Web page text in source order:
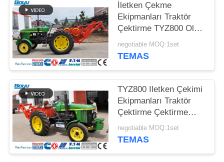
İletken Çekme
Ekipmanları Traktör
Çektirme TYZ800 Oluk
Numarası 8
negotiable MOQ:1set
TEMAS
TYZ800 Iletken Çekimi
Ekipmanları Traktör
Çektirme Çektirme
Tekerlek Çapı 450mm
negotiable MOQ:1set
TEMAS